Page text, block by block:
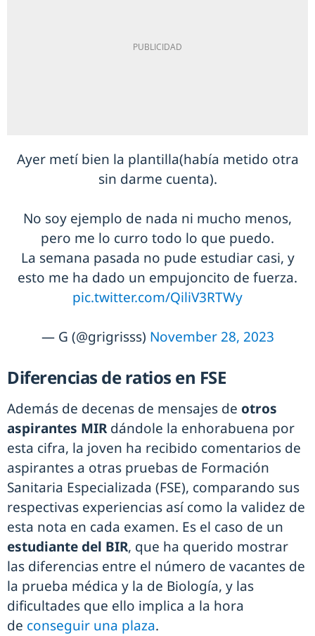
Ayer metí bien la plantilla(había metido otra
sin darme cuenta).
No soy ejemplo de nada ni mucho menos,
pero me lo curro todo lo que puedo.
La semana pasada no pude estudiar casi, y
esto me ha dado un empujoncito de fuerza.
pic.twitter.com/QiliV3RTWy
— G (@grigrisss) November 28, 2023
Diferencias de ratios en FSE
Además de decenas de mensajes de otros
aspirantes MIRdándole la enhorabuena por
esta cifra, la joven ha recibido comentarios de
aspirantes a otras pruebas de Formación
Sanitaria Especializada (FSE), comparando sus
respectivas experiencias así como la validez de
esta nota en cada examen. Es el caso de un
estudiante del BIR, que ha querido mostrar
las diferencias entre el número de vacantes de
la prueba médica y la de Biología, y las
dificultades que ello implica a la hora
de conseguir una plaza.